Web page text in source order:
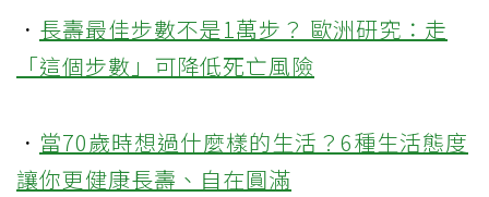
． 長壽最佳步數不是1萬步？ 歐洲研究：走
「這個步數」可降低死亡風險
． 當70歲時想過什麼樣的生活？6種生活態度
讓你更健康長壽、自在圓滿